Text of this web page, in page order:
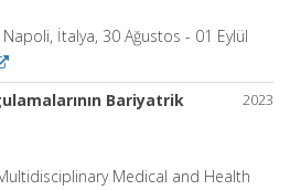
İtalya, 30 Ağustos - 01 Eylül
2023
Bariyatrik
Medical and Health